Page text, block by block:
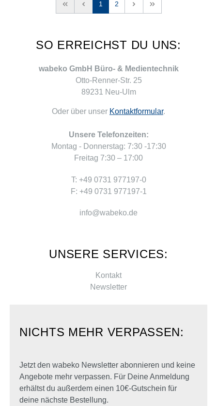
<< < 1 2 > >>
SO ERREICHST DU UNS:
wabeko GmbH Büro- & Medientechnik
Otto-Renner-Str. 25
89231 Neu-Ulm
Oder über unser Kontaktformular.
Unsere Telefonzeiten:
Montag - Donnerstag: 7:30 -17:30
Freitag 7:30 – 17:00
T: +49 0731 977197-0
F: +49 0731 977197-1
info@wabeko.de
UNSERE SERVICES:
Kontakt
Newsletter
NICHTS MEHR VERPASSEN:
Jetzt den wabeko Newsletter abonnieren und keine
Angebote mehr verpassen. Für Deine Anmeldung
erhältst du außerdem einen 10€-Gutschein für
deine nächste Bestellung.